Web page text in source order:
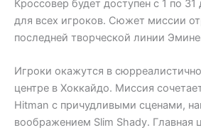
Кроссовер будет доступен с 1 по 31
для всех игроков. Сюжет миссии
последней творческой линии
Игроки окажутся в
центре в Хоккайдо. Миссия
Hitman с причудливыми сценами,
воображением Slim Shady. Главная